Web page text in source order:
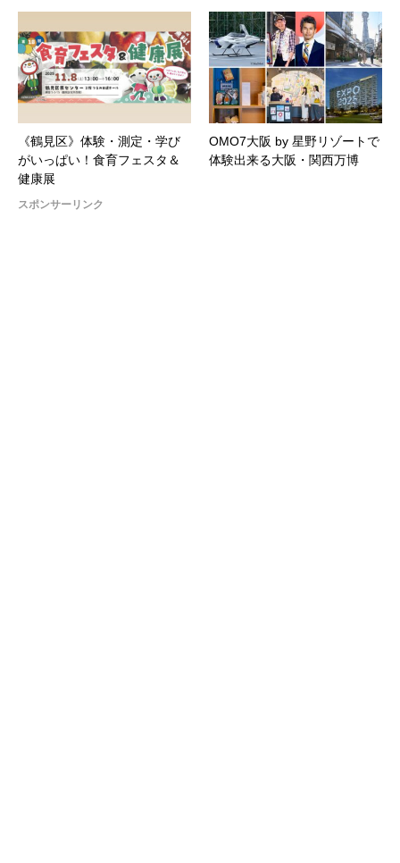
《鶴見区》体験・測定・学び
がいっぱい！食育フェスタ＆
健康展
OMO7大阪 by 星野リゾートで
体験出来る大阪・関西万博
スポンサーリンク